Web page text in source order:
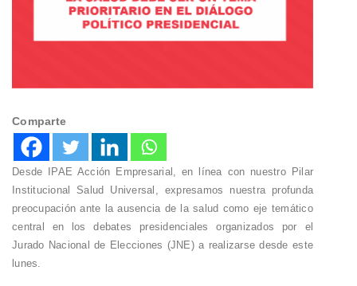
Comparte
Desde IPAE Acción Empresarial, en línea con nuestro Pilar
Institucional Salud Universal, expresamos nuestra profunda
preocupación ante la ausencia de la salud como eje temático
central en los debates presidenciales organizados por el
Jurado Nacional de Elecciones (JNE) a realizarse desde este
lunes.